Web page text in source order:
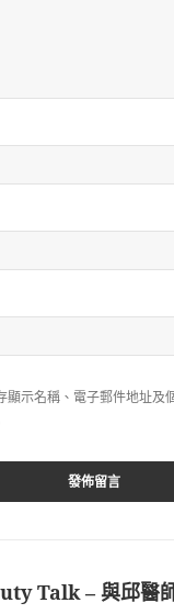
顯示名稱、電子郵件地址及
Talk – 與邱醫